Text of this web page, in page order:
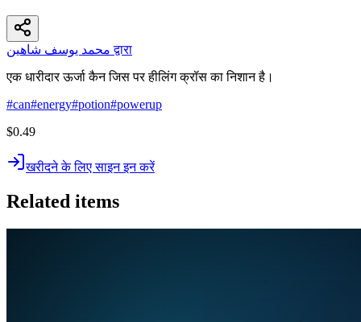
محمد يوسف شاهين द्वारा
एक धारीदार ऊर्जा कैन जिस पर हीलिंग क्रॉस का निशान है।
#can#energy#potion#powerup
$0.49
खरीदने के लिए साइन इन करें
Related items